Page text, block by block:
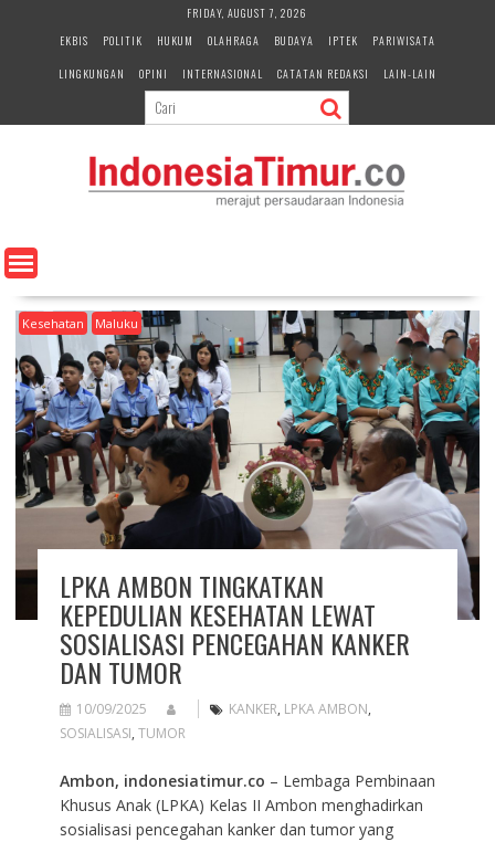
e
n
FRIDAY, AUGUST 7, 2026
EKBIS
POLITIK HUKUM OLAHRAGA BUDAYA IPTEK
PARIWISATA
LINGKUNGAN
OPINI INTERNASIONAL CATATAN REDAKSI LAIN-LAIN
Kesehatan Maluku
LPKA AMBON TINGKATKAN
KEPEDULIAN KESEHATAN LEWAT
SOSIALISASI PENCEGAHAN KANKER
DAN TUMOR
10/09/2025 KANKER, LPKA AMBON,
SOSIALISASI, TUMOR
Ambon, indonesiatimur.co – Lembaga Pembinaan
Khusus Anak (LPKA) Kelas II Ambon menghadirkan
sosialisasi pencegahan kanker dan tumor yang